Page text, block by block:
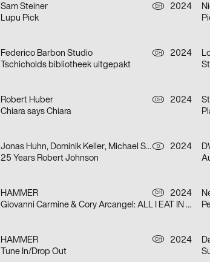
Sam Steiner CH
2024
Lupu Pick
Federico Barbon Studio CH
2024
Tschicholds bibliotheek uitgepakt
Robert Huber CH
2024
Chiara says Chiara
Jonas Huhn, Dominik Keller, Michael Satter D
2024
25 Years Robert Johnson
HAMMER CH
2024
Giovanni Carmine & Cory Arcangel: ALL I EAT IN A DAY
HAMMER CH
2024
Tune In/Drop Out